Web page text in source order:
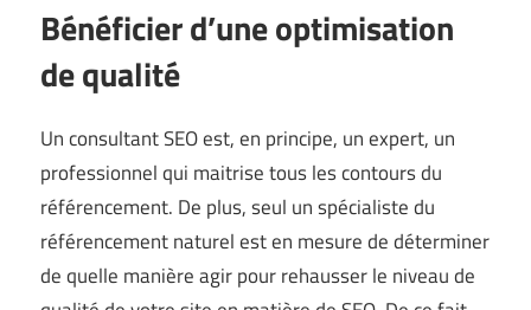
Bénéficier d’une optimisation
de qualité
Un consultant SEO est, en principe, un expert, un
professionnel qui maitrise tous les contours du
référencement. De plus, seul un spécialiste du
référencement naturel est en mesure de déterminer
de quelle manière agir pour rehausser le niveau de